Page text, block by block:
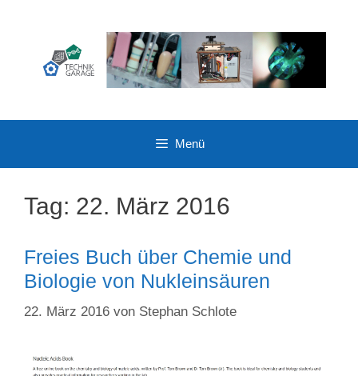
Menü
Tag: 22. März 2016
Freies Buch über Chemie und
Biologie von Nukleinsäuren
22. März 2016 von Stephan Schlote